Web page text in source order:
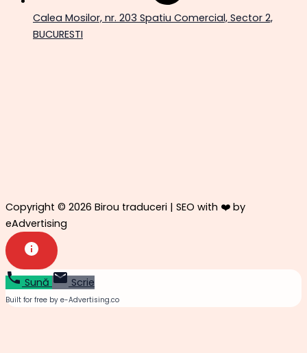
Calea Mosilor, nr. 203 Spatiu Comercial, Sector 2,
BUCURESTI
Copyright © 2026 Birou traduceri | SEO with ❤️ by
eAdvertising
Sună Scrie
Built for free by e-Advertising.co